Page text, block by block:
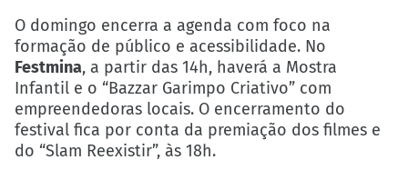
O domingo encerra a agenda com foco na
formação de público e acessibilidade. No
Festmina, a partir das 14h, haverá a Mostra
Infantil e o “Bazzar Garimpo Criativo” com
empreendedoras locais. O encerramento do
festival fica por conta da premiação dos filmes e
do “Slam Reexistir”, às 18h.